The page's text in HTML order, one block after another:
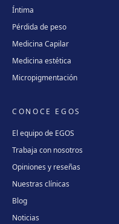
Íntima
Pérdida de peso
Medicina Capilar
Medicina estética
Micropigmentación
CONOCE EGOS
El equipo de EGOS
Trabaja con nosotros
Opiniones y reseñas
Nuestras clínicas
Blog
Noticias